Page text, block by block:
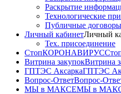
Раскрытие
Технологические
Публичные
Личный кабинетЛичный
Тех. присоединение
СтопКОРОНАВИРУС
Витрина закупокВитрина
ГПТЭС АксаркаГПТЭС
Вопрос-ОтветВопрос-
МЫ в МАКСЕМЫ в